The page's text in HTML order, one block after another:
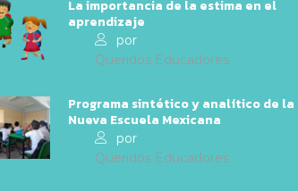
La importancia de la estima en el
aprendizaje
por
Queridos Educadores
Programa sintético y analítico de la
Nueva Escuela Mexicana
por
Queridos Educadores